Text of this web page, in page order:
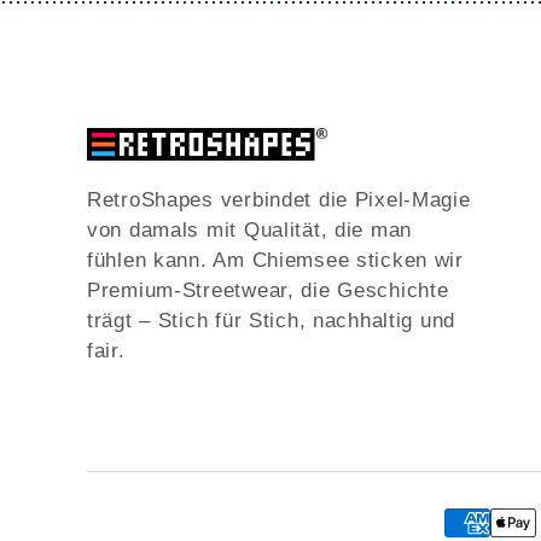
RetroShapes verbindet die Pixel-Magie
von damals mit Qualität, die man
fühlen kann. Am Chiemsee sticken wir
Premium-Streetwear, die Geschichte
trägt – Stich für Stich, nachhaltig und
fair.